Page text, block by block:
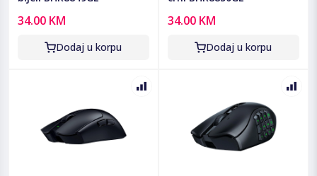
34.00 KM
Dodaj u korpu
34.00 KM
Dodaj u korpu